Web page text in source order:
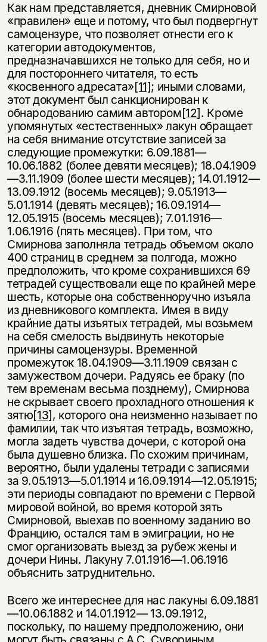
Как нам представляется, дневник Смирновой
«правилен» еще и потому, что был подвергнут
самоцензуре, что позволяет отнести его к
категории автодокументов,
предназначавшихся не только для себя, но и
для постороннего читателя, то есть
«косвенного адресата»[11]; иными словами,
этот документ был санкционирован к
обнародованию самим автором[12]. Кроме
упомяну­тых «естественных» лакун обращает
на себя внимание отсутствие записей за
следующие промежутки: 6.09.1881—
10.06.1882 (более девяти месяцев); 18.04.1909
—3.11.1909 (более шести месяцев); 14.01.1912—
13.09.1912 (восемь месяцев); 9.05.1913—
5.01.1914 (девять месяцев); 16.09.1914—
12.05.1915 (во­семь месяцев); 7.01.1916—
1.06.1916 (пять месяцев). При том, что
Смирнова заполняла тетрадь объемом около
400 страниц в среднем за полгода, можно
предположить, что кроме сохранившихся 69
тетрадей существовали еще по крайней мере
шесть, которые она собственноручно изъяла
из дневникового комплекта. Имея в виду
крайние даты изъятых тетрадей, мы возьмем
на себя смелость выдвинуть некоторые
причины самоцензуры. Временной
промежуток 18.04.1909—3.11.1909 связан с
замужеством дочери. Радуясь ее браку (по
тем временам весьма позднему), Смирнова
не скрывает своего прохлад­ного отношения к
зятю[13], которого она неизменно называет по
фамилии, так что изъятая тетрадь, возможно,
могла задеть чувства дочери, с которой она
была душевно близка. По схожим причинам,
вероятно, были удалены тет­ради с записями
за 9.05.1913—5.01.1914 и 16.09.1914—12.05.1915;
эти периоды совпадают по времени с Первой
мировой войной, во время которой зять
Смирновой, выехав по военному заданию во
Францию, остался там в эмиг­рации, но не
смог организовать выезд за рубеж жены и
дочери Нины. Лакуну 7.01.1916—1.06.1916
объяснить затруднительно.
Всего же интереснее для нас лакуны 6.09.1881
—10.06.1882 и 14.01.1912— 13.09.1912,
поскольку, по нашему предположению, они